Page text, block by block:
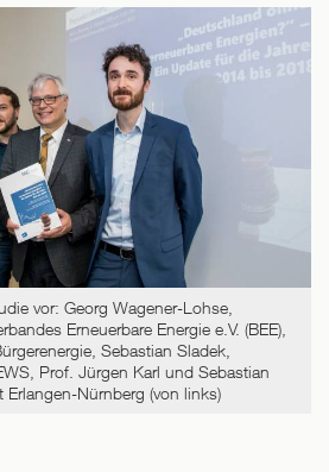
vor: Georg Wagener-Lohse,
Erneuerbare Energie e.V. (BEE),
Sebastian Sladek,
Prof. Jürgen Karl und Sebastian
Erlangen-Nürnberg (von links)